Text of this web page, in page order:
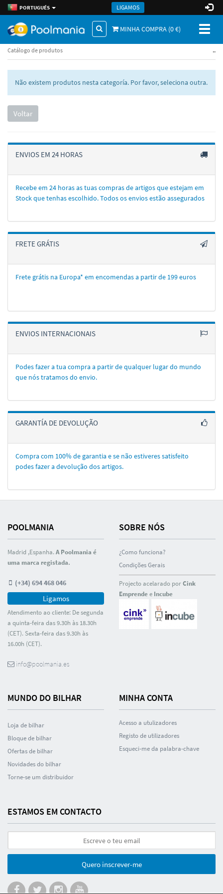
PORTUGUÉS LIGAMOS
MINHA COMPRA (0€)
Catálogo de produtos ..
Não existem produtos nesta categoría. Por favor, seleciona outra.
Voltar
ENVIOS EM 24 HORAS
Recebe em 24 horas as tuas compras de artigos que estejam em
Stock que tenhas escolhido. Todos os envios estão assegurados
FRETE GRÁTIS
Frete grátis na Europa* em encomendas a partir de 199 euros
ENVIOS INTERNACIONAIS
Podes fazer a tua compra a partir de qualquer lugar do mundo
que nós tratamos do envio.
GARANTÍA DE DEVOLUÇÃO
Compra com 100% de garantia e se não estiveres satisfeito
podes fazer a devolução dos artigos.
POOLMANIA
Madrid ,Espanha.A Poolmania é
uma marca registada.
(+34) 694 468 046
Ligamos
Atendimento ao cliente: De segunda
a quinta-feira das 9.30h às 18.30h
(CET). Sexta-feira das 9.30h às
16.00h (CET).
info@poolmania.es
SOBRE NÓS
¿Como funciona?
Condições Gerais
Projecto acelarado porCink
Emprendee Incube
MUNDO DO BILHAR
Loja de bilhar
Bloque de bilhar
Ofertas de bilhar
Novidades do bilhar
Torne-se um distribuidor
MINHA CONTA
Acesso a utulizadores
Registo de utilizadores
Esqueci-me da palabra-chave
ESTAMOS EM CONTACTO
Quero inscrever-me